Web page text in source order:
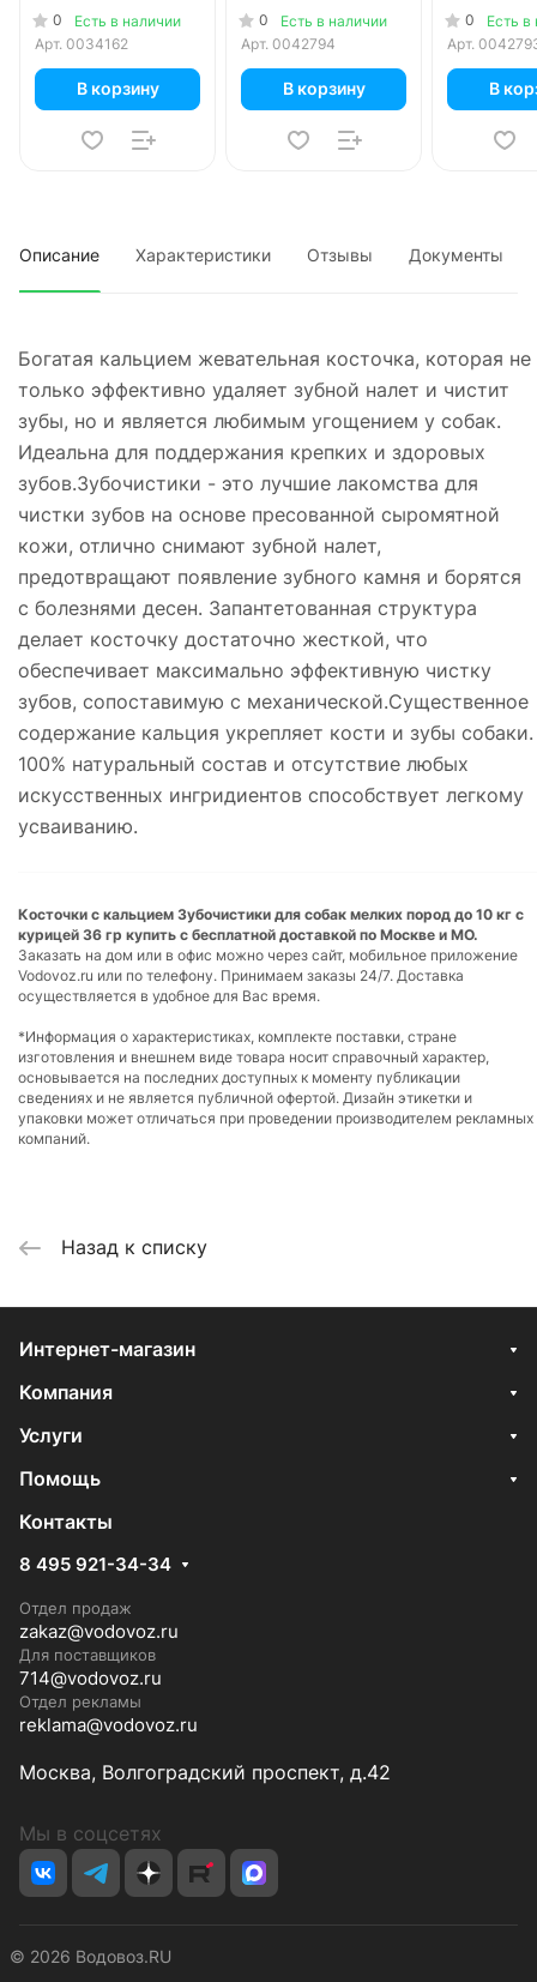
гр 0
Есть в наличии
Арт. 0034162
В корзину
собак мелких
пород 10-25 кг с
0
Есть в наличии
Арт. 0042794
В корзину
собак
пород 10-
0
Есть в
Арт.
В
Описание Характеристики Отзывы Документы
Богатая кальцием жевательная косточка, которая не
только эффективно удаляет зубной налет и чистит
зубы, но и является любимым угощением у собак.
Идеальна для поддержания крепких и здоровых
зубов.Зубочистики - это лучшие лакомства для
чистки зубов на основе пресованной сыромятной
кожи, отлично снимают зубной налет,
предотвращают появление зубного камня и борятся
с болезнями десен. Запантетованная структура
делает косточку достаточно жесткой, что
обеспечивает максимально эффективную чистку
зубов, сопоставимую с механической.Существенное
содержание кальция укрепляет кости и зубы собаки.
100% натуральный состав и отсутствие любых
искусственных ингридиентов способствует легкому
усваиванию.
Косточки с кальцием Зубочистики для собак мелких пород до 10 кг с
курицей 36 гр купить с бесплатной доставкой по Москве и МО.
Заказать на дом или в офис можно через сайт, мобильное приложение
Vodovoz.ru или по телефону. Принимаем заказы 24/7. Доставка
осуществляется в удобное для Вас время.
*Информация о характеристиках, комплекте поставки, стране
изготовления и внешнем виде товара носит справочный характер,
основывается на последних доступных к моменту публикации
сведениях и не является публичной офертой. Дизайн этикетки и
упаковки может отличаться при проведении производителем рекламных
компаний.
Назад к списку
Интернет-магазин
Компания
Услуги
Помощь
Контакты
8 495 921-34-34
Отдел продаж
zakaz@vodovoz.ru
Для поставщиков
714@vodovoz.ru
Отдел рекламы
reklama@vodovoz.ru
Москва, Волгоградский проспект, д.42
Мы в соцсетях
© 2026 Водовоз.RU